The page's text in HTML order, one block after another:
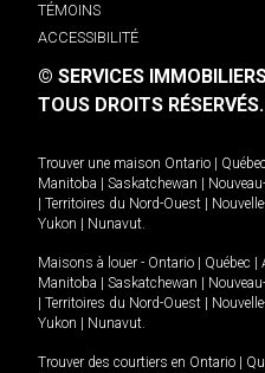
TÉMOINS
ACCESSIBILITÉ
© SERVICES
TOUS DROITS RÉSERVÉS.
Trouver une maison Ontario Québec
Manitoba
Saskatchewan
Territoires du Nord-Ouest
Yukon
Nunavut.
Maisons à louer - Ontario Québec
Manitoba
Saskatchewan
Territoires du Nord-Ouest
Yukon
Nunavut.
Trouver des courtiers en Ontario